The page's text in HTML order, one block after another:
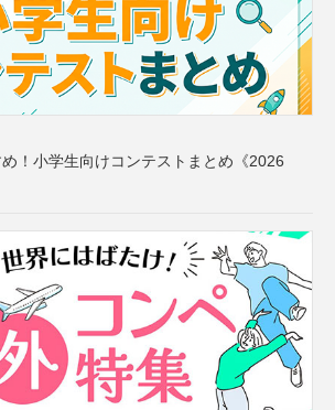
！小学生向けコンテストまとめ《2026